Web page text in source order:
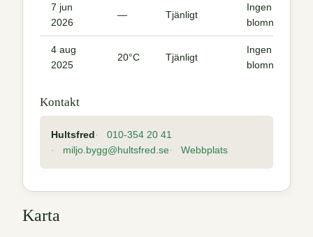
7 jun
2026
— Tjänligt
Ingen
blomning
4 aug
2025
20°C Tjänligt
Ingen
blomning
Kontakt
Hultsfred
010-354 20 41
miljo.bygg@hultsfred.se
Webbplats
Karta